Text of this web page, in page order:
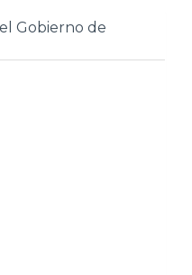
Gobierno de